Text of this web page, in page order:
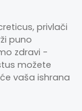
privlači
puno
zdravi -
možete
vaša ishrana